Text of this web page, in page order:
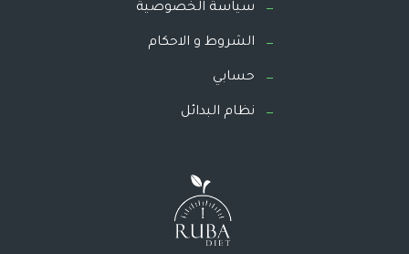
سياسة الخصوصية
الشروط و الاحكام
حسابي
نظام البدائل